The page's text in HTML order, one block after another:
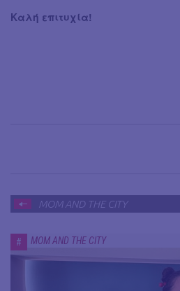
Καλή επιτυχία!
MOM AND THE CITY
# MOM AND THE CITY